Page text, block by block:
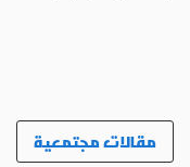
مقالات مجتمعية